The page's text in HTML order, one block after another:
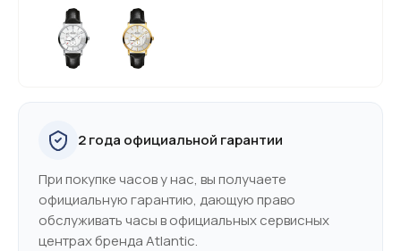
2 года официальной гарантии
При покупке часов у нас, вы получаете
официальную гарантию, дающую право
обслуживать часы в официальных сервисных
центрах бренда Atlantic.